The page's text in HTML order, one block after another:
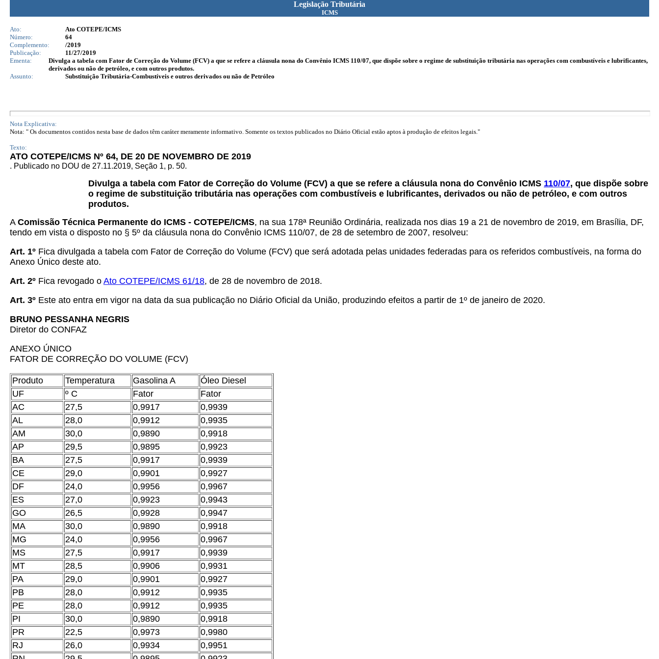
Legislação Tributária
ICMS
Ato:
Ato COTEPE/ICMS
Número:
64
Complemento:
/2019
Publicação:
11/27/2019
Ementa:
Divulga a tabela com Fator de Correção do Volume (FCV) a que se refere a cláusula nona do Convênio ICMS 110/07, que dispõe sobre o regime de substituição tributária nas operações com combustíveis e lubrificantes,
derivados ou não de petróleo, e com outros produtos.
Assunto:
Substituição Tributária-Combustíveis e outros derivados ou não de Petróleo
Nota Explicativa:
Nota: " Os documentos contidos nesta base de dados têm caráter meramente informativo. Somente os textos publicados no Diário Oficial estão aptos à produção de efeitos legais."
Texto:
ATO COTEPE/ICMS Nº 64, DE 20 DE NOVEMBRO DE 2019
. Publicado no DOU de 27.11.2019, Seção 1, p. 50.
Divulga a tabela com Fator de Correção do Volume (FCV) a que se refere a cláusula nona do Convênio ICMS 110/07, que dispõe sobre
o regime de substituição tributária nas operações com combustíveis e lubrificantes, derivados ou não de petróleo, e com outros
produtos.
A Comissão Técnica Permanente do ICMS - COTEPE/ICMS, na sua 178ª Reunião Ordinária, realizada nos dias 19 a 21 de novembro de 2019, em Brasília, DF,
tendo em vista o disposto no § 5º da cláusula nona do Convênio ICMS 110/07, de 28 de setembro de 2007, resolveu:
Art. 1º Fica divulgada a tabela com Fator de Correção do Volume (FCV) que será adotada pelas unidades federadas para os referidos combustíveis, na forma do
Anexo Único deste ato.
Art. 2º Fica revogado o Ato COTEPE/ICMS 61/18, de 28 de novembro de 2018.
Art. 3º Este ato entra em vigor na data da sua publicação no Diário Oficial da União, produzindo efeitos a partir de 1º de janeiro de 2020.
BRUNO PESSANHA NEGRIS
Diretor do CONFAZ
ANEXO ÚNICO
FATOR DE CORREÇÃO DO VOLUME (FCV)
Produto Temperatura Gasolina A
Óleo Diesel
UF
º C Fator
Fator
AC
27,5 0,9917
0,9939
AL
28,0 0,9912
0,9935
AM
30,0 0,9890
0,9918
AP
29,5 0,9895
0,9923
BA
27,5 0,9917
0,9939
CE
29,0 0,9901
0,9927
DF
24,0 0,9956
0,9967
ES
27,0 0,9923
0,9943
GO
26,5 0,9928
0,9947
MA
30,0 0,9890
0,9918
MG
24,0 0,9956
0,9967
MS
27,5 0,9917
0,9939
MT
28,5 0,9906
0,9931
PA
29,0 0,9901
0,9927
PB
28,0 0,9912
0,9935
PE
28,0 0,9912
0,9935
PI
30,0 0,9890
0,9918
PR
22,5 0,9973
0,9980
RJ
26,0 0,9934
0,9951